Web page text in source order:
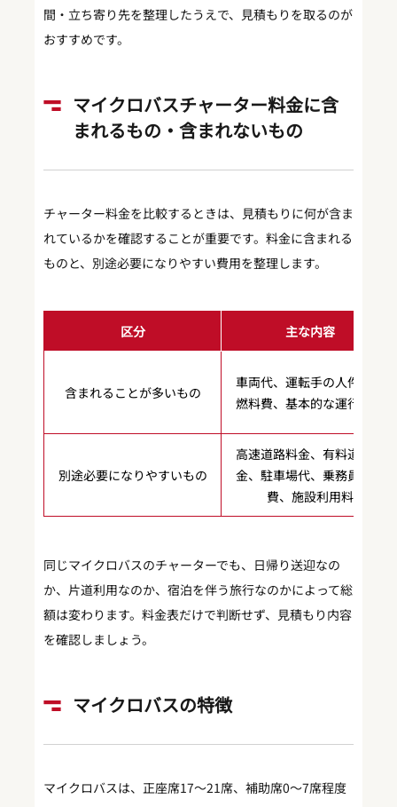
間・立ち寄り先を整理したうえで、見積もりを取るのが
おすすめです。
マイクロバスチャーター料金に含
まれるもの・含まれないもの
チャーター料金を比較するときは、見積もりに何が含ま
れているかを確認することが重要です。料金に含まれる
ものと、別途必要になりやすい費用を整理します。
区分 主な内容
含まれることが多いもの
車両代、運転手の人件費、
燃料費、基本的な運行費用
別途必要になりやすいもの
高速道路料金、有料道路料
金、駐車場代、乗務員宿泊
費、施設利用料
同じマイクロバスのチャーターでも、日帰り送迎なの
か、片道利用なのか、宿泊を伴う旅行なのかによって総
額は変わります。料金表だけで判断せず、見積もり内容
を確認しましょう。
マイクロバスの特徴
マイクロバスは、正座席17〜21席、補助席0〜7席程度